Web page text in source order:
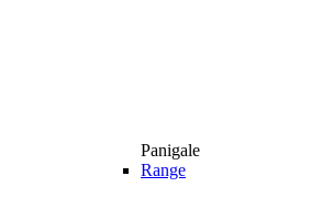
Panigale
Range